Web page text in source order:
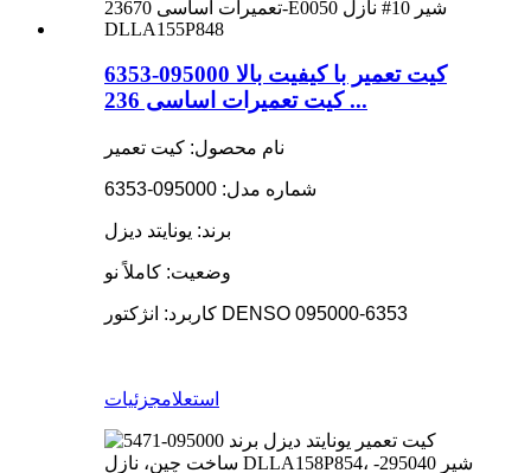
کیت تعمیر با کیفیت بالا 095000-6353
کیت تعمیرات اساسی 236 ...
نام محصول: کیت تعمیر
شماره مدل: 095000-6353
برند: یونایتد دیزل
وضعیت: کاملاً نو
کاربرد: انژکتور DENSO 095000-6353
استعلامجزئیات